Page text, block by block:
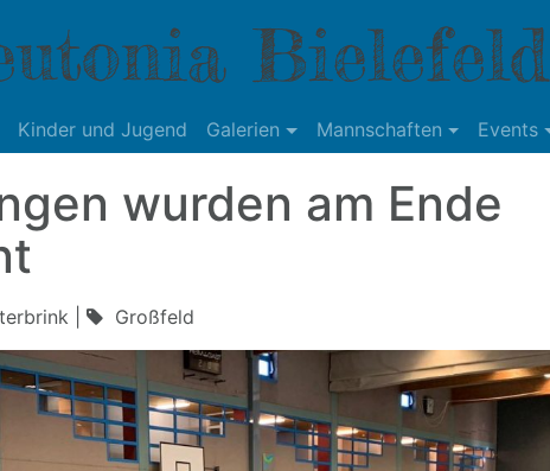
Bielefeld
Kinder und Jugend Galerien Mannschaften Events
wurden am Ende
| Großfeld